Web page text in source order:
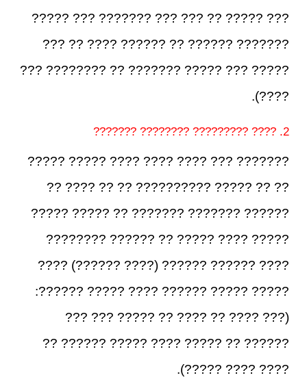
??? ????? ?? ??? ??? ??????? ??? ?????
??????? ?????? ?? ?????? ???? ?? ???
????? ??? ????? ??????? ?? ???????? ???
????).
2. ???? ????????? ???????? ???????
??????? ??? ???? ???? ???? ????? ?????
?? ?? ????? ?????????? ?? ?? ???? ??
?????? ??????? ??????? ?? ????? ?????
????? ???? ????? ?? ?????? ????????
???? ?????? ?????? (???? ??????) ????
????? ????? ?????? ???? ????? ??????:
(??? ???? ?? ???? ?? ????? ??? ???
?????? ?? ????? ???? ????? ?????? ??
???? ???? ?????).